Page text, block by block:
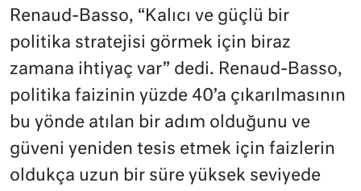
Renaud-Basso, “Kalıcı ve güçlü bir
politika stratejisi görmek için biraz
zamana ihtiyaç var” dedi. Renaud-Basso,
politika faizinin yüzde 40’a çıkarılmasının
bu yönde atılan bir adım olduğunu ve
güveni yeniden tesis etmek için faizlerin
oldukça uzun bir süre yüksek seviyede